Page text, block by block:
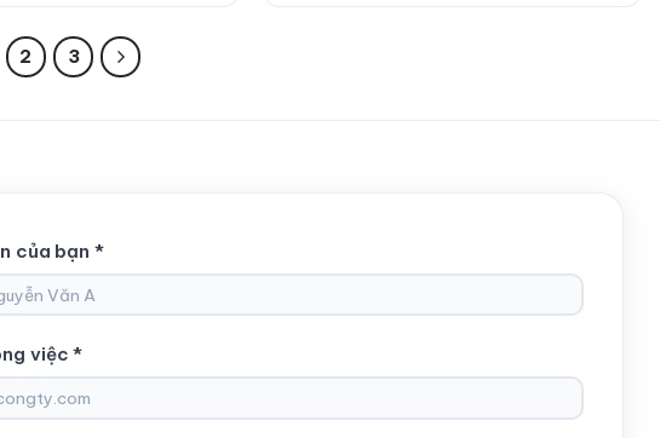
2 3
của bạn *
việc *